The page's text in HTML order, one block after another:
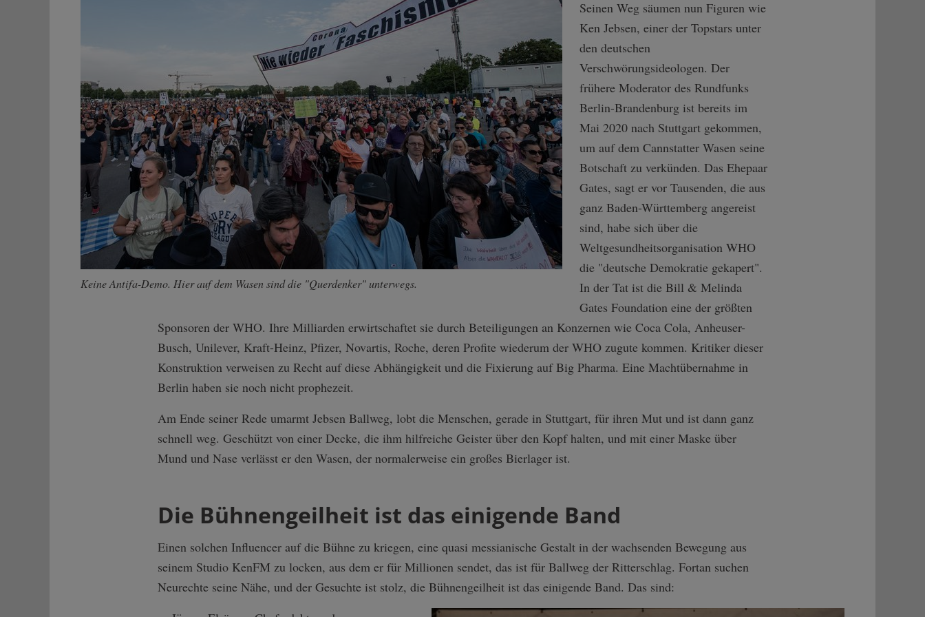
Keine Antifa-Demo. Hier auf dem Wasen sind die "Querdenker" unterwegs.
Seinen Weg säumen nun Figuren wie
Ken Jebsen, einer der Topstars unter
den deutschen
Verschwörungsideologen. Der
frühere Moderator des Rundfunks
Berlin-Brandenburg ist bereits im
Mai 2020 nach Stuttgart gekommen,
um auf dem Cannstatter Wasen seine
Botschaft zu verkünden. Das Ehepaar
Gates, sagt er vor Tausenden, die aus
ganz Baden-Württemberg angereist
sind, habe sich über die
Weltgesundheitsorganisation WHO
die "deutsche Demokratie gekapert".
In der Tat ist die Bill & Melinda
Gates Foundation eine der größten
Sponsoren der WHO. Ihre Milliarden erwirtschaftet sie durch Beteiligungen an Konzernen wie Coca Cola, Anheuser-
Busch, Unilever, Kraft-Heinz, Pfizer, Novartis, Roche, deren Profite wiederum der WHO zugute kommen. Kritiker dieser
Konstruktion verweisen zu Recht auf diese Abhängigkeit und die Fixierung auf Big Pharma. Eine Machtübernahme in
Berlin haben sie noch nicht prophezeit.
Am Ende seiner Rede umarmt Jebsen Ballweg, lobt die Menschen, gerade in Stuttgart, für ihren Mut und ist dann ganz
schnell weg. Geschützt von einer Decke, die ihm hilfreiche Geister über den Kopf halten, und mit einer Maske über
Mund und Nase verlässt er den Wasen, der normalerweise ein großes Bierlager ist.
Die Bühnengeilheit ist das einigende Band
Einen solchen Influencer auf die Bühne zu kriegen, eine quasi messianische Gestalt in der wachsenden Bewegung aus
seinem Studio KenFM zu locken, aus dem er für Millionen sendet, das ist für Ballweg der Ritterschlag. Fortan suchen
Neurechte seine Nähe, und der Gesuchte ist stolz, die Bühnengeilheit ist das einigende Band. Das sind: